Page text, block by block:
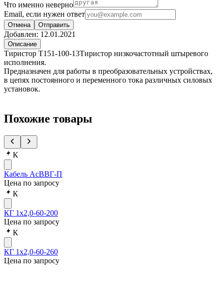
Что именно неверно
Email, если нужен ответ
Отмена Отправить
Добавлен: 12.01.2021
Описание
Тиристор Т151-100-13Тиристор низкочастотный штыревого
исполнения.
Предназначен для работы в преобразовательных устройствах,
в цепях постоянного и переменного тока различных силовых
установок.
Похожие товары
К
Кабель АсВВГ-П
Цена по запросу
К
КГ 1х2,0-60-200
Цена по запросу
К
КГ 1х2,0-60-260
Цена по запросу